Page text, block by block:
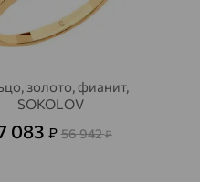
золото, фианит,
SOKOLOV
083 ₽ 56 942₽